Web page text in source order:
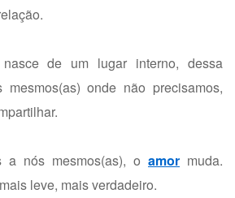
de um lugar interno, dessa
onde não precisamos,
a nós mesmos(as), o amor muda.
leve, mais verdadeiro.